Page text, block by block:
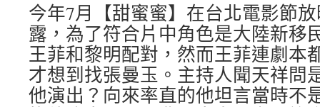
今年7月【甜蜜蜜】在台北電影節
露，為了符合片中角色是大陸新移
王菲和黎明配對，然而王菲連劇本
才想到找張曼玉。主持人聞天祥問
他演出？向來率直的他坦言當時不